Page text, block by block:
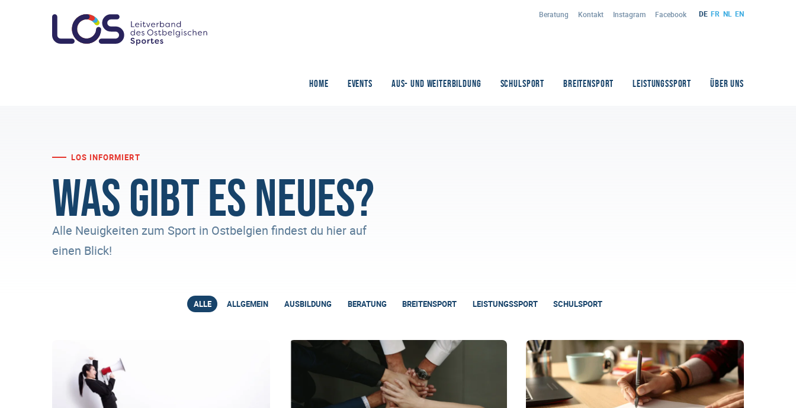
Beratung Kontakt Instagram Facebook DE FR NL EN
HOME EVENTS AUS- UND WEITERBILDUNG SCHULSPORT BREITENSPORT LEISTUNGSSPORT ÜBER UNS
LOS INFORMIERT
Was gibt es Neues?
Alle Neuigkeiten zum Sport in Ostbelgien findest du hier auf
einen Blick!
ALLE ALLGEMEIN AUSBILDUNG BERATUNG BREITENSPORT LEISTUNGSSPORT SCHULSPORT